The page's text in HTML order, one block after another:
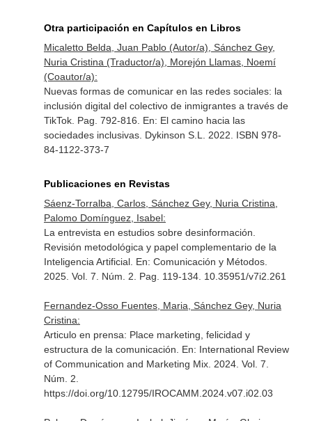
Otra participación en Capítulos en Libros
Micaletto Belda, Juan Pablo (Autor/a), Sánchez Gey,
Nuria Cristina (Traductor/a), Morejón Llamas, Noemí
(Coautor/a):
Nuevas formas de comunicar en las redes sociales: la
inclusión digital del colectivo de inmigrantes a través de
TikTok. Pag. 792-816. En: El camino hacia las
sociedades inclusivas. Dykinson S.L. 2022. ISBN 978-
84-1122-373-7
Publicaciones en Revistas
Sáenz-Torralba, Carlos, Sánchez Gey, Nuria Cristina,
Palomo Domínguez, Isabel:
La entrevista en estudios sobre desinformación.
Revisión metodológica y papel complementario de la
Inteligencia Artificial. En: Comunicación y Métodos.
2025. Vol. 7. Núm. 2. Pag. 119-134. 10.35951/v7i2.261
Fernandez-Osso Fuentes, Maria, Sánchez Gey, Nuria
Cristina:
Articulo en prensa: Place marketing, felicidad y
estructura de la comunicación. En: International Review
of Communication and Marketing Mix. 2024. Vol. 7.
Núm. 2.
https://doi.org/10.12795/IROCAMM.2024.v07.i02.03